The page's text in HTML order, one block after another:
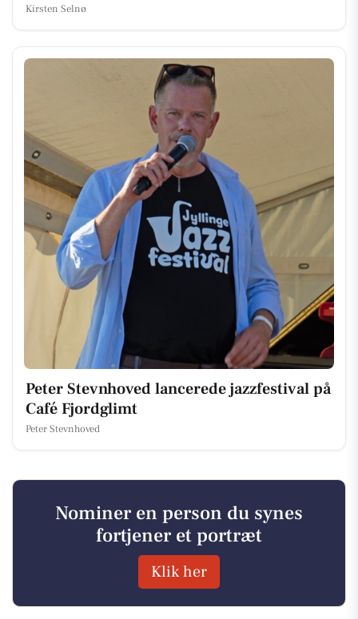
Kirsten Selnø
Peter Stevnhoved lancerede jazzfestival på
Café Fjordglimt
Peter Stevnhoved
Nominer en person du synes
fortjener et portræt
Klik her